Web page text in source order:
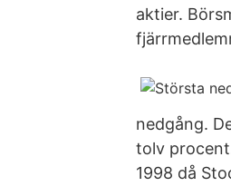
aktier.
nedgång.
tolv
1998 då